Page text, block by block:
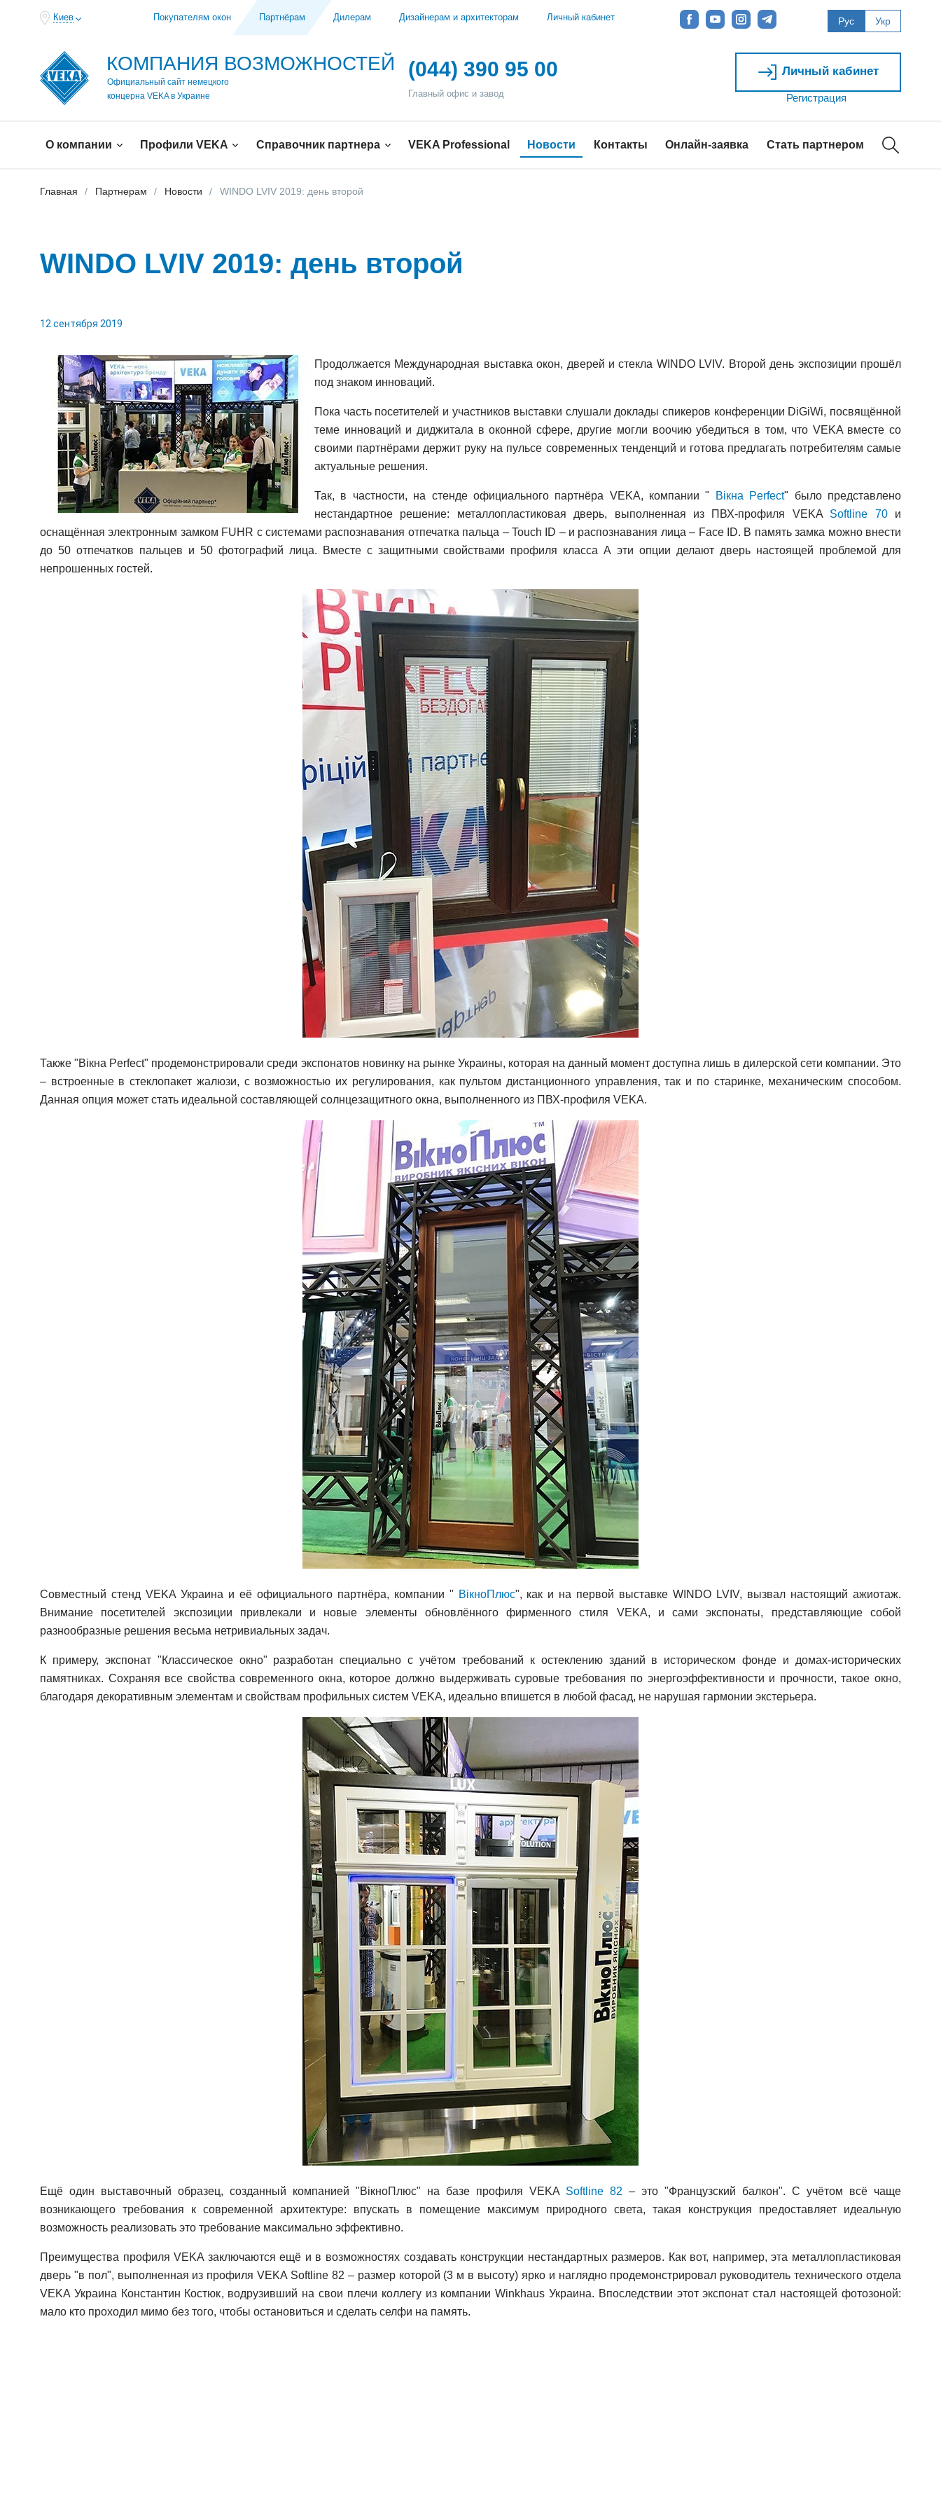
Киев Покупателям окон Партнёрам Дилерам Дизайнерам и архитекторам Личный кабинет Рус Укр
КОМПАНИЯ ВОЗМОЖНОСТЕЙ
Официальный сайт немецкого
концерна VEKA в Украине
(044) 390 95 00
Главный офис и завод
Личный кабинет
Регистрация
О компании Профили VEKA Справочник партнера VEKA Professional Новости Контакты Онлайн-заявка Стать партнером
Главная Партнерам Новости WINDO LVIV 2019: день второй
WINDO LVIV 2019: день второй
12 сентября 2019
Продолжается Международная выставка окон, дверей и стекла WINDO LVIV. Второй день экспозиции прошёл
под знаком инноваций.
Пока часть посетителей и участников выставки слушали доклады спикеров конференции DiGiWi, посвящённой
теме инноваций и диджитала в оконной сфере, другие могли воочию убедиться в том, что VEKA вместе со
своими партнёрами держит руку на пульсе современных тенденций и готова предлагать потребителям самые
актуальные решения.
Так, в частности, на стенде официального партнёра VEKA, компании " Вікна Perfect" было представлено
нестандартное решение: металлопластиковая дверь, выполненная из ПВХ-профиля VEKA Softline 70и
оснащённая электронным замком FUHR с системами распознавания отпечатка пальца – Touch ID – и распознавания лица – Face ID. В память замка можно внести
до 50 отпечатков пальцев и 50 фотографий лица. Вместе с защитными свойствами профиля класса А эти опции делают дверь настоящей проблемой для
непрошенных гостей.
Также "Вікна Perfect" продемонстрировали среди экспонатов новинку на рынке Украины, которая на данный момент доступна лишь в дилерской сети компании. Это
– встроенные в стеклопакет жалюзи, с возможностью их регулирования, как пультом дистанционного управления, так и по старинке, механическим способом.
Данная опция может стать идеальной составляющей солнцезащитного окна, выполненного из ПВХ-профиля VEKA.
Совместный стенд VEKA Украина и её официального партнёра, компании " ВікноПлюс", как и на первой выставке WINDO LVIV, вызвал настоящий ажиотаж.
Внимание посетителей экспозиции привлекали и новые элементы обновлённого фирменного стиля VEKA, и сами экспонаты, представляющие собой
разнообразные решения весьма нетривиальных задач.
К примеру, экспонат "Классическое окно" разработан специально с учётом требований к остеклению зданий в историческом фонде и домах-исторических
памятниках. Сохраняя все свойства современного окна, которое должно выдерживать суровые требования по энергоэффективности и прочности, такое окно,
благодаря декоративным элементам и свойствам профильных систем VEKA, идеально впишется в любой фасад, не нарушая гармонии экстерьера.
Ещё один выставочный образец, созданный компанией "ВікноПлюс" на базе профиля VEKA Softline 82 – это "Французский балкон". С учётом всё чаще
возникающего требования к современной архитектуре: впускать в помещение максимум природного света, такая конструкция предоставляет идеальную
возможность реализовать это требование максимально эффективно.
Преимущества профиля VEKA заключаются ещё и в возможностях создавать конструкции нестандартных размеров. Как вот, например, эта металлопластиковая
дверь "в пол", выполненная из профиля VEKA Softline 82 – размер которой (3 м в высоту) ярко и наглядно продемонстрировал руководитель технического отдела
VEKA Украина Константин Костюк, водрузивший на свои плечи коллегу из компании Winkhaus Украина. Впоследствии этот экспонат стал настоящей фотозоной:
мало кто проходил мимо без того, чтобы остановиться и сделать селфи на память.